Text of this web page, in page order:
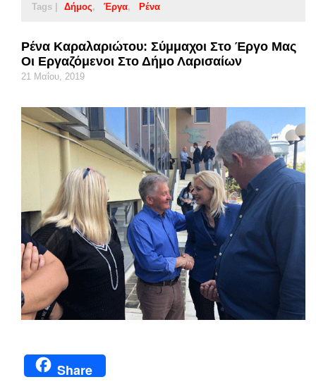
Tags | Δήμος Έργα Ρένα
Ρένα Καραλαριώτου: Σύμμαχοι Στο Έργο Μας
Οι Εργαζόμενοι Στο Δήμο Λαρισαίων
21 Μαΐου, 2019
Share